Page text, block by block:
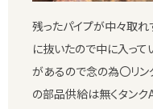
残ったパイプが中々取れ
に抜いたので中に入って
があるので念の為〇リン
の部品供給は無くタンク